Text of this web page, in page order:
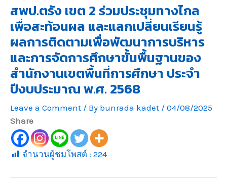
สพป.ตรัง เขต 2 ร่วมประชุมทางไกล
เพื่อสะท้อนผล และแลกเปลี่ยนเรียนรู้
ผลการติดตามเพื่อพัฒนาการบริหาร
และการจัดการศึกษาขั้นพื้นฐานของ
สำนักงานเขตพื้นที่การศึกษา ประจำ
ปีงบประมาณ พ.ศ. 2568
Leave a Comment / By bunrada kadet / 04/08/2025
Share
จำนวนผู้ชมโพสต์ : 224